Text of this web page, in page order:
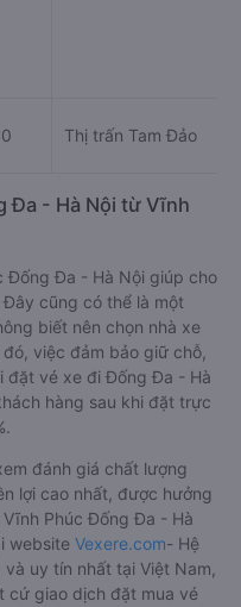
Thị trấn Tam Đảo
Đa - Hà Nội từ Vĩnh
Đống Đa - Hà Nội giúp cho
cũng có thể là một
biết nên chọn nhà xe
việc đảm bảo giữ chỗ,
đặt vé xe đi Đống Đa - Hà
hàng sau khi đặt trực
đánh giá chất lượng
lợi cao nhất, được hưởng
Phúc Đống Đa - Hà
website Vexere.com- Hệ
uy tín nhất tại Việt Nam,
cứ giao dịch đặt mua vé